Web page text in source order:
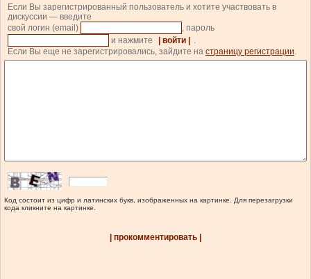
Если Вы зарегистрированный пользователь и хотите участвовать в
дискуссии — введите
свой логин (email)
, пароль
и нажмите
| войти |
.
Если Вы еще не зарегистрировались, зайдите на страницу регистрации.
Код состоит из цифр и латинских букв, изображенных на картинке. Для перезагрузки
кода кликните на картинке.
| прокомментировать |